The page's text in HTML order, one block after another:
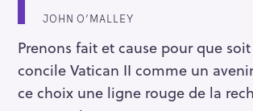
JOHN O’MALLEY
Prenons fait et cause pour que
concile Vatican II comme un
ce choix une ligne rouge de la